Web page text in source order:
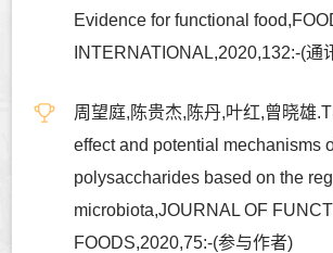
Evidence for functional
INTERNATIONAL,2020,132:-(通
周望庭,陈贵杰,陈丹,叶红,曾晓雄
effect and potential mechanisms
polysaccharides based on the
microbiota,JOURNAL OF
FOODS,2020,75:-(参与作者)